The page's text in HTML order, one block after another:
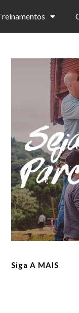
Siga A MAIS